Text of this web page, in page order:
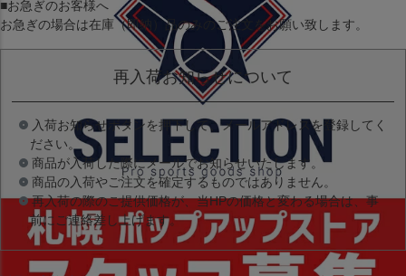
■お急ぎのお客様へ
お急ぎの場合は在庫（即納）品 のみのご注文をお願い致します。
再入荷お知らせについて
入荷お知らせボタンを押下して、メールアドレスを登録してく
ださい。
商品が入荷した際にメールでお知らせいたします。
商品の入荷やご注文を確定するものではありません。
再入荷の際のご提供価格が、当HPの価格と変わる場合は、事
前にご連絡差し上げます。